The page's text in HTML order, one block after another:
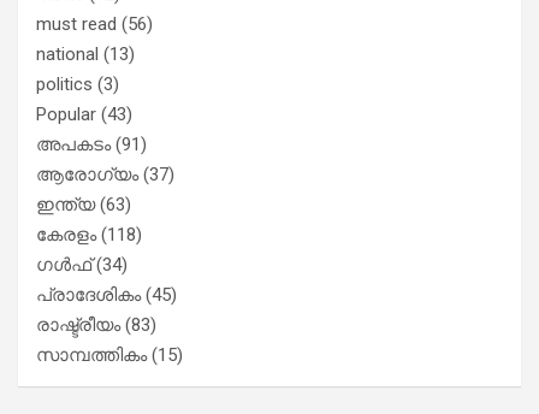
must read (56)
national (13)
politics (3)
Popular (43)
അപകടം(91)
ആരോഗ്യം(37)
ഇന്ത്യ(63)
കേരളം(118)
ഗൾഫ്(34)
പ്രാദേശികം(45)
രാഷ്ട്രീയം(83)
സാമ്പത്തികം(15)